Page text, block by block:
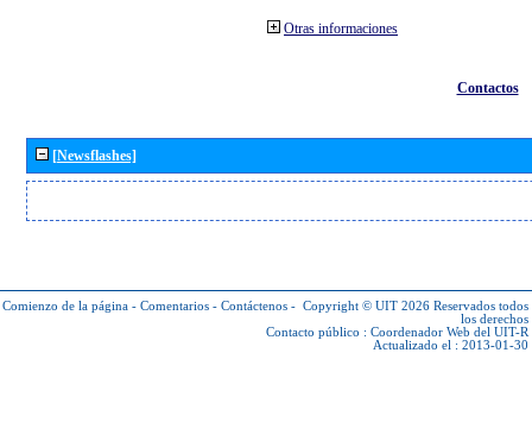
Otras informaciones
Contactos
[Newsflashes]
Comienzo de la página - Comentarios - Contáctenos - Copyright © UIT 2026 Reservados todos
los derechos
Contacto público : Coordenador Web del UIT-R
Actualizado el : 2013-01-30